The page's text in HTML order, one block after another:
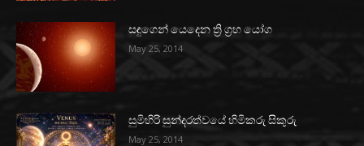
සඳුගෙන් යෙදෙන ත්‍රි ග්‍රහ යෝග
May 25, 2014
සුමිහිරි සුන්දරත්වයේ හිමිකරු සිකුරු
May 25, 2014